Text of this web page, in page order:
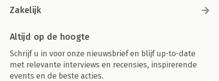
Zakelijk
Altijd op de hoogte
Schrijf u in voor onze nieuwsbrief en blijf up-to-date
met relevante interviews en recensies, inspirerende
events en de beste acties.